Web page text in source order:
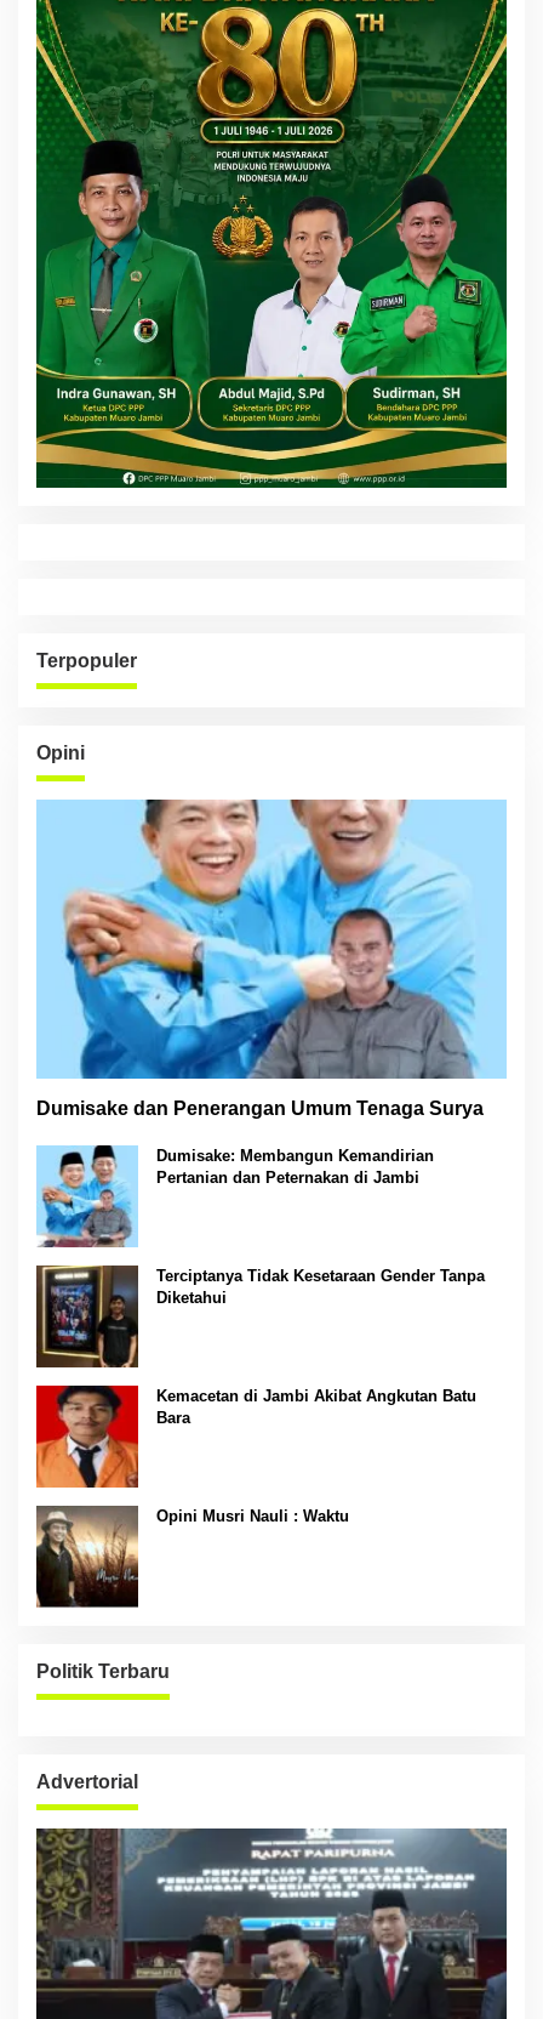
Terpopuler
Opini
Dumisake dan Penerangan Umum Tenaga Surya
Dumisake: Membangun Kemandirian
Pertanian dan Peternakan di Jambi
Terciptanya Tidak Kesetaraan Gender Tanpa
Diketahui
Kemacetan di Jambi Akibat Angkutan Batu
Bara
Opini Musri Nauli : Waktu
Politik Terbaru
Advertorial